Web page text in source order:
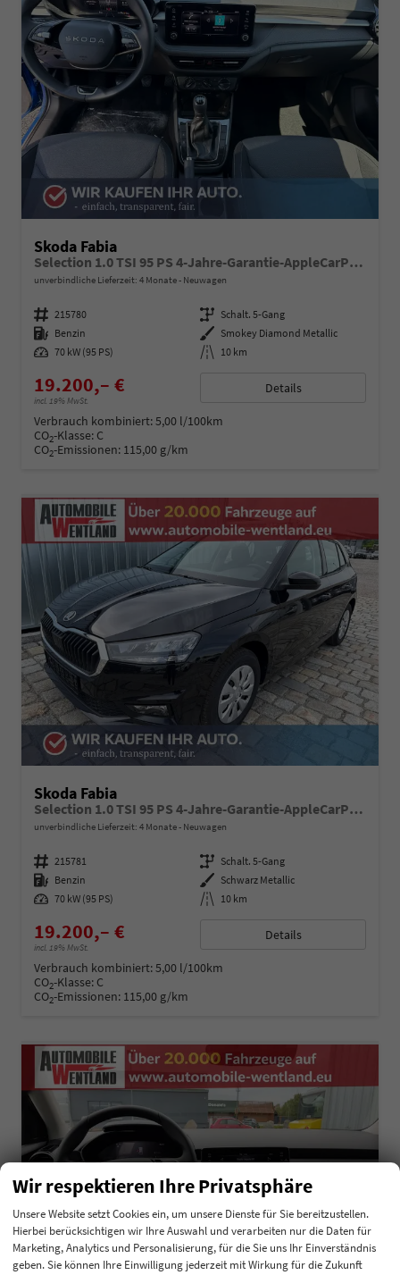
Skoda Fabia
Selection 1.0 TSI 95 PS 4-Jahre-Garantie-AppleCarPlay-AndroidAuto-LED-PDC-Sitzheizung-DAB-Klima
unverbindliche Lieferzeit: 4 Monate Neuwagen
Fahrzeugnummer 215780 Getriebe Schalt. 5-Gang
Kraftstoff Benzin Außenfarbe Smokey Diamond Metallic
Leistung 70 kW (95 PS) Kilometerstand 10 km
19.200,– €
incl. 19% MwSt.
Details
Verbrauch kombiniert:5,00 l/100km
CO2-Klasse: C
CO2-Emissionen: 115,00 g/km
Skoda Fabia
Selection 1.0 TSI 95 PS 4-Jahre-Garantie-AppleCarPlay-AndroidAuto-LED-PDC-Sitzheizung-DAB-Klima
unverbindliche Lieferzeit: 4 Monate Neuwagen
Fahrzeugnummer 215781 Getriebe Schalt. 5-Gang
Kraftstoff Benzin Außenfarbe Schwarz Metallic
Leistung 70 kW (95 PS) Kilometerstand 10 km
19.200,– €
incl. 19% MwSt.
Details
Verbrauch kombiniert:5,00 l/100km
CO2-Klasse: C
CO2-Emissionen: 115,00 g/km
Wir respektieren Ihre Privatsphäre
Unsere Website setzt Cookies ein, um unsere Dienste für Sie bereitzustellen.
Hierbei berücksichtigen wir Ihre Auswahl und verarbeiten nur die Daten für
Marketing, Analytics und Personalisierung, für die Sie uns Ihr Einverständnis
geben. Sie können Ihre Einwilligung jederzeit mit Wirkung für die Zukunft